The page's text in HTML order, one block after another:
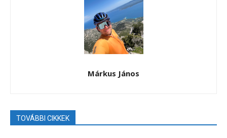
Márkus János
TOVÁBBI CIKKEK